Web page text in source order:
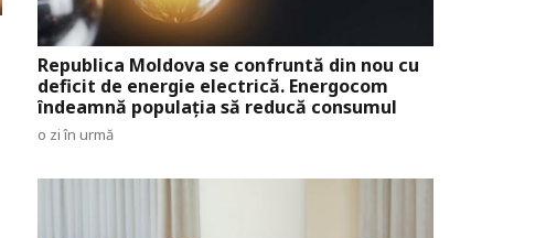
Republica Moldova se confruntă din nou cu
deficit de energie electrică. Energocom
îndeamnă populația să reducă consumul
o zi în urmă